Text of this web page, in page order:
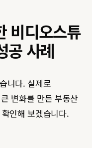
비디오스튜
사례
니다. 실제로
변화를 만든 부동산
인해 보겠습니다.